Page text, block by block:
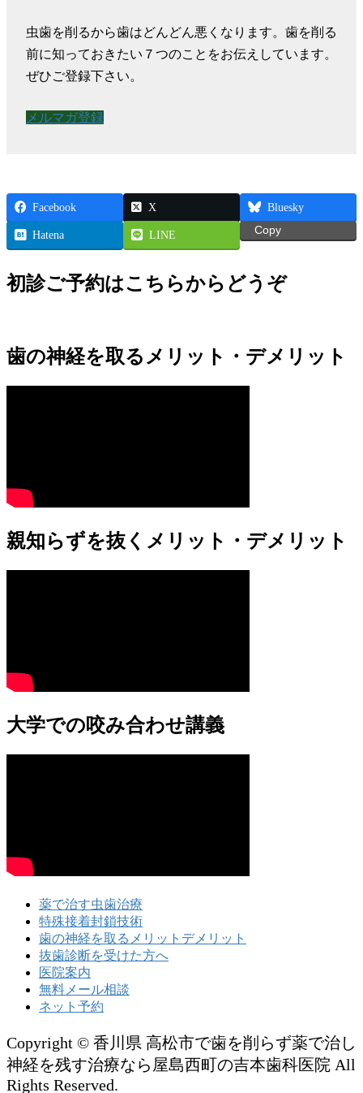
虫歯を削るから歯はどんどん悪くなります。歯を削る
前に知っておきたい７つのことをお伝えしています。
ぜひご登録下さい。
メルマガ登録
Facebook X Bluesky
Hatena LINE Copy
初診ご予約はこちらからどうぞ
歯の神経を取るメリット・デメリット
親知らずを抜くメリット・デメリット
大学での咬み合わせ講義
薬で治す虫歯治療
特殊接着封鎖技術
歯の神経を取るメリットデメリット
抜歯診断を受けた方へ
医院案内
無料メール相談
ネット予約
Copyright © 香川県 高松市で歯を削らず薬で治し
神経を残す治療なら屋島西町の吉本歯科医院 All
Rights Reserved.